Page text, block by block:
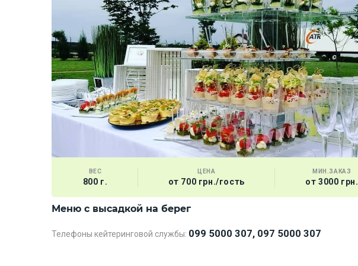
ВЕС
800 г.
ЦЕНА
от 700 грн./гость
МИН.ЗАКАЗ
от 3000 грн.
Меню с высадкой на берег
Телефоны кейтеринговой службы: 099 5000 307, 097 5000 307